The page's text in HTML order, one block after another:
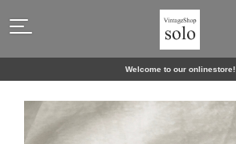
Welcome to our onlinestore!